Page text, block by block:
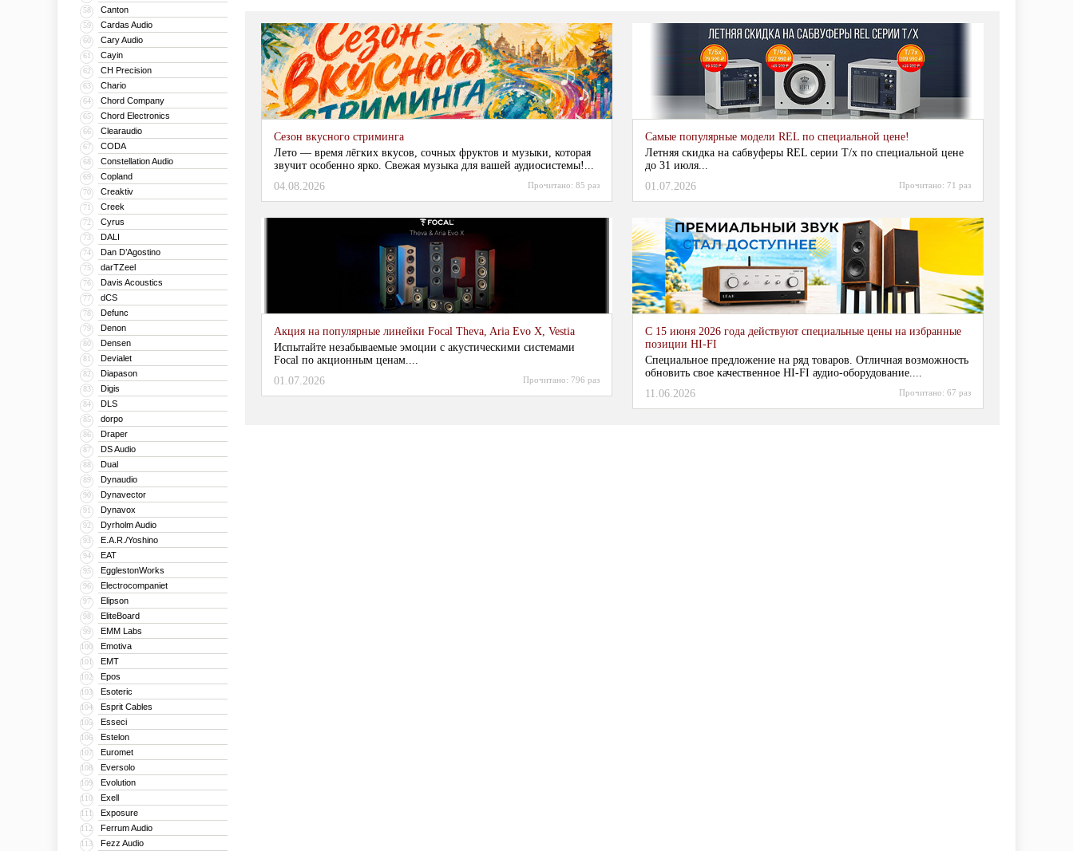
58 Canton
59 Cardas Audio
60 Cary Audio
61 Cayin
62 CH Precision
63 Chario
64 Chord Company
65 Chord Electronics
66 Clearaudio
67 CODA
68 Constellation Audio
69 Copland
70 Creaktiv
71 Creek
72 Cyrus
73 DALI
74 Dan D’Agostino
75 darTZeel
76 Davis Acoustics
77 dCS
78 Defunc
79 Denon
80 Densen
81 Devialet
82 Diapason
83 Digis
84 DLS
85 dorpo
86 Draper
87 DS Audio
88 Dual
89 Dynaudio
90 Dynavector
91 Dynavox
92 Dyrholm Audio
93 E.A.R./Yoshino
94 EAT
95 EgglestonWorks
96 Electrocompaniet
97 Elipson
98 EliteBoard
99 EMM Labs
100 Emotiva
101 EMT
102 Epos
103 Esoteric
104 Esprit Cables
105 Esseci
106 Estelon
107 Euromet
108 Eversolo
109 Evolution
110 Exell
111 Exposure
112 Ferrum Audio
113 Fezz Audio
Сезон вкусного стриминга
Лето — время лёгких вкусов, сочных фруктов и музыки, которая
звучит особенно ярко. Свежая музыка для вашей аудиосистемы!...
04.08.2026
Прочитано: 85 раз
Самые популярные модели REL по специальной цене!
Летняя скидка на сабвуферы REL серии T/x по специальной цене
до 31 июля...
01.07.2026
Прочитано: 71 раз
Акция на популярные линейки Focal Theva, Aria Evo X, Vestia
Испытайте незабываемые эмоции с акустическими системами
Focal по акционным ценам....
01.07.2026
Прочитано: 796 раз
С 15 июня 2026 года действуют специальные цены на избранные
позиции HI-FI
Специальное предложение на ряд товаров. Отличная возможность
обновить свое качественное HI-FI аудио-оборудование....
11.06.2026
Прочитано: 67 раз